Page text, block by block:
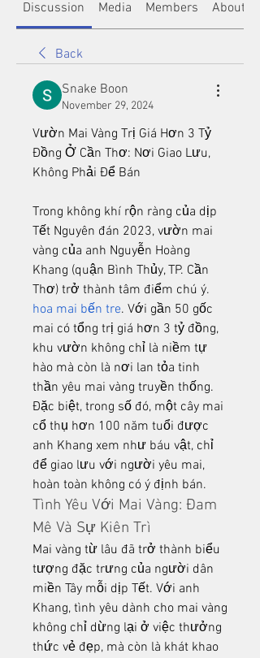
Discussion Media Members About
Back
Snake Boon
November 29, 2024
Vườn Mai Vàng Trị Giá Hơn 3 Tỷ
Đồng Ở Cần Thơ: Nơi Giao Lưu,
Không Phải Để Bán
Trong không khí rộn ràng của dịp
Tết Nguyên đán 2023, vườn mai
vàng của anh Nguyễn Hoàng
Khang (quận Bình Thủy, TP. Cần
hoa mai bến tre. Với gần 50 gốc
mai có tổng trị giá hơn 3 tỷ đồng,
khu vườn không chỉ là niềm tự
hào mà còn là nơi lan tỏa tinh
thần yêu mai vàng truyền thống.
Đặc biệt, trong số đó, một cây mai
cổ thụ hơn 100 năm tuổi được
anh Khang xem như báu vật, chỉ
để giao lưu với người yêu mai,
hoàn toàn không có ý định bán.
Tình Yêu Với Mai Vàng: Đam
Mê Và Sự Kiên Trì
Mai vàng từ lâu đã trở thành biểu
tượng đặc trưng của người dân
miền Tây mỗi dịp Tết. Với anh
Khang, tình yêu dành cho mai vàng
không chỉ dừng lại ở việc thưởng
thức vẻ đẹp, mà còn là khát khao